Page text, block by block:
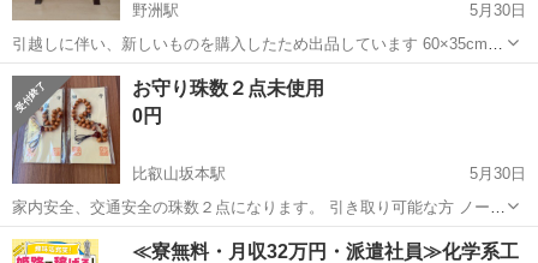
野洲駅
5月30日
引越しに伴い、新しいものを購入したため出品しています 60×35cm
傷、汚れあります
滋賀 野洲市 野洲駅 冠婚葬祭
お守り珠数２点未使用
0円
比叡山坂本駅
5月30日
家内安全、交通安全の珠数２点になります。 引き取り可能な方 ノーク
レーム、ノーリターンでお願いします。
滋賀 大津市 比叡山坂本駅 冠婚葬祭
≪寮無料・月収32万円・派遣社員≫化学系工